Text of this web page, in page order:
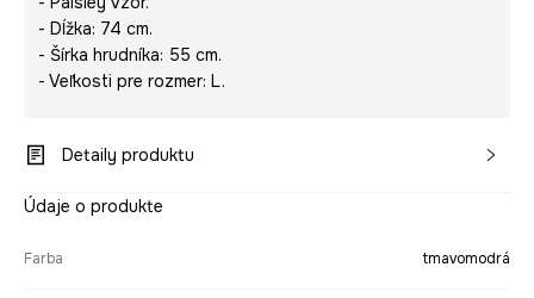
- Dĺžka: 74 cm.
- Šírka hrudníka: 55 cm.
- Veľkosti pre rozmer: L.
Detaily produktu
Údaje o produkte
Farba tmavomodrá